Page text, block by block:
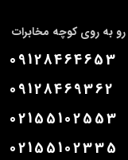
رو به روی کوچه مخابرات
09128464653
09128469362
02155102553
02155102335